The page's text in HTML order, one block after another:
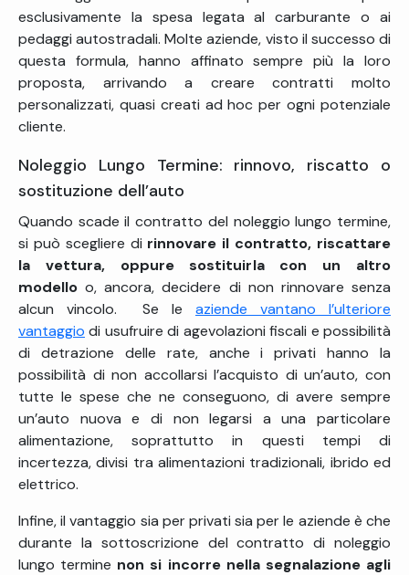
esclusivamente la spesa legata al carburante o ai
pedaggi autostradali. Molte aziende, visto il successo di
questa formula, hanno affinato sempre più la loro
proposta, arrivando a creare contratti molto
personalizzati, quasi creati ad hoc per ogni potenziale
cliente.
Noleggio Lungo Termine: rinnovo, riscatto o
sostituzione dell’auto
Quando scade il contratto del noleggio lungo termine,
si può scegliere di rinnovare il contratto, riscattare
la vettura, oppure sostituirla con un altro
modello o, ancora, decidere di non rinnovare senza
alcun vincolo. Se le aziende vantano l’ulteriore
vantaggio di usufruire di agevolazioni fiscali e possibilità
di detrazione delle rate, anche i privati hanno la
possibilità di non accollarsi l’acquisto di un’auto, con
tutte le spese che ne conseguono, di avere sempre
un’auto nuova e di non legarsi a una particolare
alimentazione, soprattutto in questi tempi di
incertezza, divisi tra alimentazioni tradizionali, ibrido ed
elettrico.
Infine, il vantaggio sia per privati sia per le aziende è che
durante la sottoscrizione del contratto di noleggio
lungo termine non si incorre nella segnalazione agli